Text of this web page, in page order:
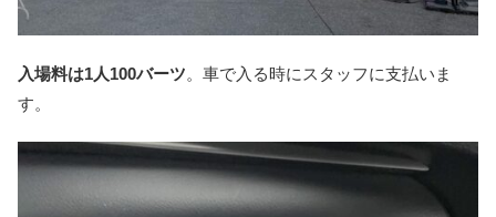
入場料は1人100バーツ。車で入る時にスタッフに支払いま
す。